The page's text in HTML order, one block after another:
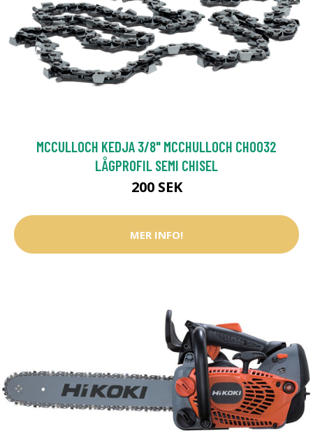
MCCULLOCH KEDJA 3/8" MCCHULLOCH CHO032
LÅGPROFIL SEMI CHISEL
200 SEK
MER INFO!